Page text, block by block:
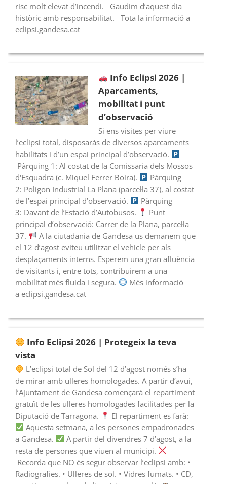
risc molt elevat d’incendi. Gaudim d’aquest dia
històric amb responsabilitat. Tota la informació a
eclipsi.gandesa.cat
Info Eclipsi 2026 |
Aparcaments,
mobilitat i punt
d’observació
Si ens visites per viure
l’eclipsi total, disposaràs de diversos aparcaments
habilitats i d’un espai principal d’observació.
Pàrquing 1: Al costat de la Comissaria dels Mossos
d'Esquadra (c. Miquel Ferrer Boira).
Pàrquing
2: Polígon Industrial La Plana (parcel·la 37), al costat
de l’espai principal d’observació.
Pàrquing
3: Davant de l’Estació d’Autobusos.
Punt
principal d’observació: Carrer de la Plana, parcel·la
37.
A la ciutadania de Gandesa us demanem que
el 12 d’agost eviteu utilitzar el vehicle per als
desplaçaments interns. Esperem una gran afluència
de visitants i, entre tots, contribuirem a una
mobilitat més fluida i segura.
Més informació
a eclipsi.gandesa.cat
Info Eclipsi 2026 | Protegeix la teva
vista
L’eclipsi total de Sol del 12 d’agost només s’ha
de mirar amb ulleres homologades. A partir d’avui,
l’Ajuntament de Gandesa començarà el repartiment
gratuït de les ulleres homologades facilitades per la
Diputació de Tarragona.
El repartiment es farà:
Aquesta setmana, a les persones empadronades
a Gandesa.
A partir del divendres 7 d’agost, a la
resta de persones que viuen al municipi.
Recorda que NO és segur observar l’eclipsi amb: •
Radiografies. • Ulleres de sol. • Vidres fumats. • CD,